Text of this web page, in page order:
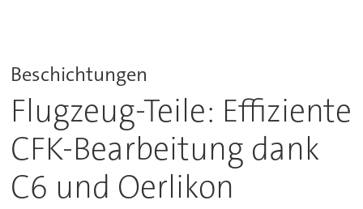
Beschichtungen
Flugzeug-Teile: Effiziente
CFK-Bearbeitung dank
C6 und Oerlikon